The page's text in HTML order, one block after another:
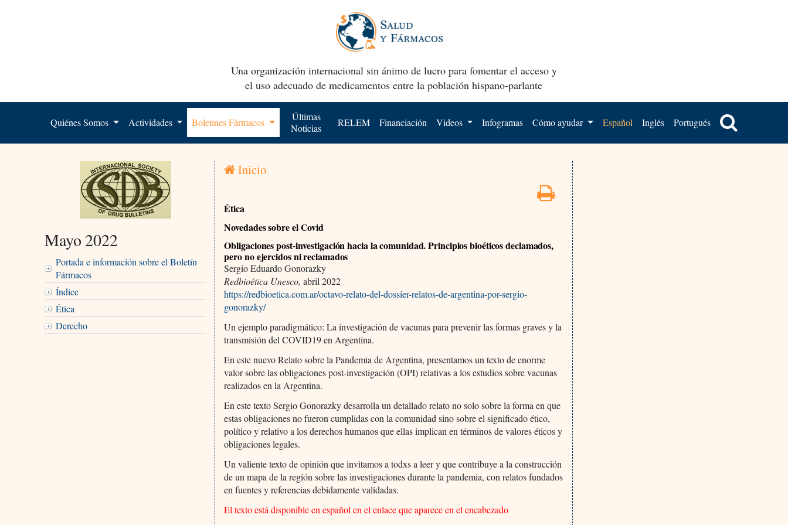
Una organización internacional sin ánimo de lucro para fomentar el acceso y
el uso adecuado de medicamentos entre la población hispano-parlante
Quiénes Somos Actividades Boletines Fármacos
Últimas
Noticias
RELEM Financiación Videos Infogramas Cómo ayudar Español Inglés Portugués
Mayo 2022
Portada e información sobre el Boletín
Fármacos
Índice
Ética
Derecho
Inicio
Ética
Novedades sobre el Covid
Obligaciones post-investigación hacia la comunidad. Principios bioéticos declamados,
pero no ejercidos ni reclamados
Sergio Eduardo Gonorazky
Redbioética Unesco, abril 2022
https://redbioetica.com.ar/octavo-relato-del-dossier-relatos-de-argentina-por-sergio-
gonorazky/
Un ejemplo paradigmático: La investigación de vacunas para prevenir las formas graves y la
transmisión del COVID19 en Argentina.
En este nuevo Relato sobre la Pandemia de Argentina, presentamos un texto de enorme
valor sobre las obligaciones post-investigación (OPI) relativas a los estudios sobre vacunas
realizados en la Argentina.
En este texto Sergio Gonorazky desarrolla un detallado relato no solo sobre la forma en que
estas obligaciones no fueron cumplidas con la comunidad sino sobre el significado ético,
político y relativo a los derechos humanos que ellas implican en términos de valores éticos y
obligaciones legales.
Un valiente texto de opinión que invitamos a todxs a leer y que contribuye a la construcción
de un mapa de la región sobre las investigaciones durante la pandemia, con relatos fundados
en fuentes y referencias debidamente validadas.
El texto está disponible en español en el enlace que aparece en el encabezado